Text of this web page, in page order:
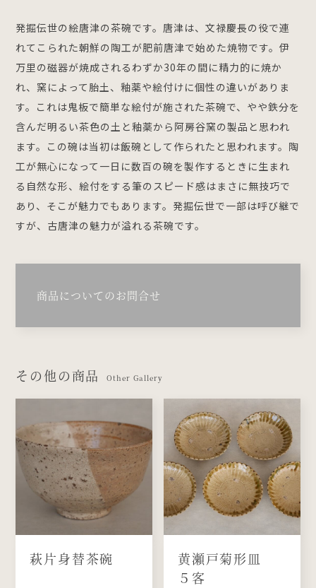
発掘伝世の絵唐津の茶碗です。唐津は、文禄慶長の役で連
れてこられた朝鮮の陶工が肥前唐津で始めた焼物です。伊
万里の磁器が焼成されるわずか30年の間に精力的に焼か
れ、窯によって胎土、釉薬や絵付けに個性の違いがありま
す。これは鬼板で簡単な絵付が施された茶碗で、やや鉄分を
含んだ明るい茶色の土と釉薬から阿房谷窯の製品と思われ
ます。この碗は当初は飯碗として作られたと思われます。陶
工が無心になって一日に数百の碗を製作するときに生まれ
る自然な形、絵付をする筆のスピード感はまさに無技巧で
あり、そこが魅力でもあります。発掘伝世で一部は呼び継で
すが、古唐津の魅力が溢れる茶碗です。
商品についてのお問合せ
その他の商品 Other Gallery
萩片身替茶碗
黄瀬戸菊形皿
５客